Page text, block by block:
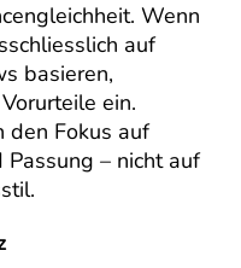
Wenn
auf
basieren,
ein.
den Fokus auf
– nicht auf